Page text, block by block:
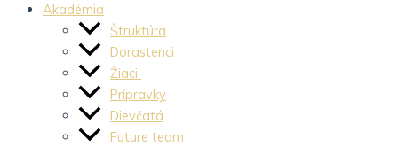
Akadémia
Štruktúra
Dorastenci
Žiaci
Prípravky
Dievčatá
Future team